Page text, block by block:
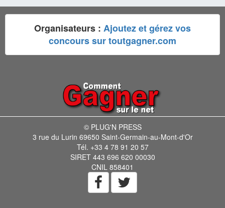
Organisateurs : Ajoutez et gérez vos
concours sur toutgagner.com
© PLUG'N PRESS
3 rue du Lurin 69650 Saint-Germain-au-Mont-d'Or
Tél. +33 4 78 91 20 57
SIRET 443 696 620 00030
CNIL 858401